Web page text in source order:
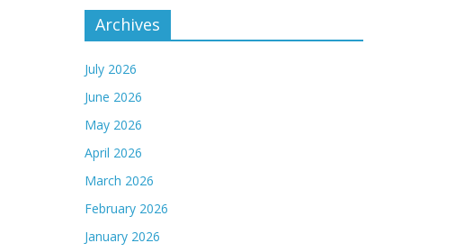
Archives
July 2026
June 2026
May 2026
April 2026
March 2026
February 2026
January 2026